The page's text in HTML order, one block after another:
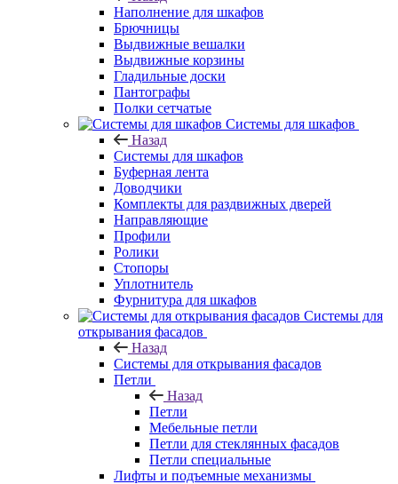
Наполнение для шкафов
Брючницы
Выдвижные вешалки
Выдвижные корзины
Гладильные доски
Пантографы
Полки сетчатые
Системы для шкафов
Назад
Системы для шкафов
Буферная лента
Доводчики
Комплекты для раздвижных дверей
Направляющие
Профили
Ролики
Стопоры
Уплотнитель
Фурнитура для шкафов
Системы для
открывания фасадов
Назад
Системы для открывания фасадов
Петли
Назад
Петли
Мебельные петли
Петли для стеклянных фасадов
Петли специальные
Лифты и подъемные механизмы